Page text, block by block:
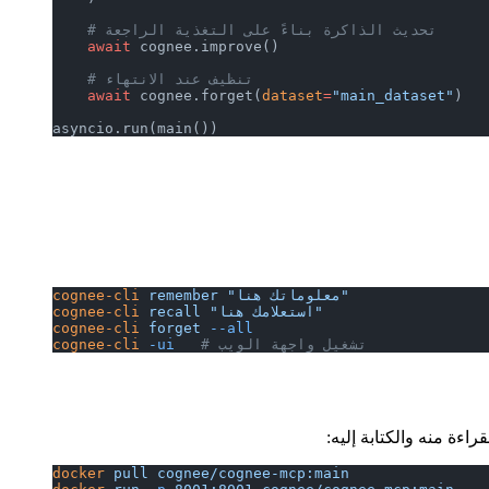
    # تحديث الذاكرة بناءً على التغذية الراجعة
    await
cognee.improve()
    # تنظيف عند الانتهاء
    await
cognee.forget( dataset="main_dataset" )
asyncio.run(main())
cognee-cli remember
"معلوماتك هنا"
cognee-cli
recall
"استعلامك هنا"
cognee-cli
forget --all
cognee-cli
-ui
   # تشغيل واجهة الويب
docker pull
cognee/cognee-mcp:main